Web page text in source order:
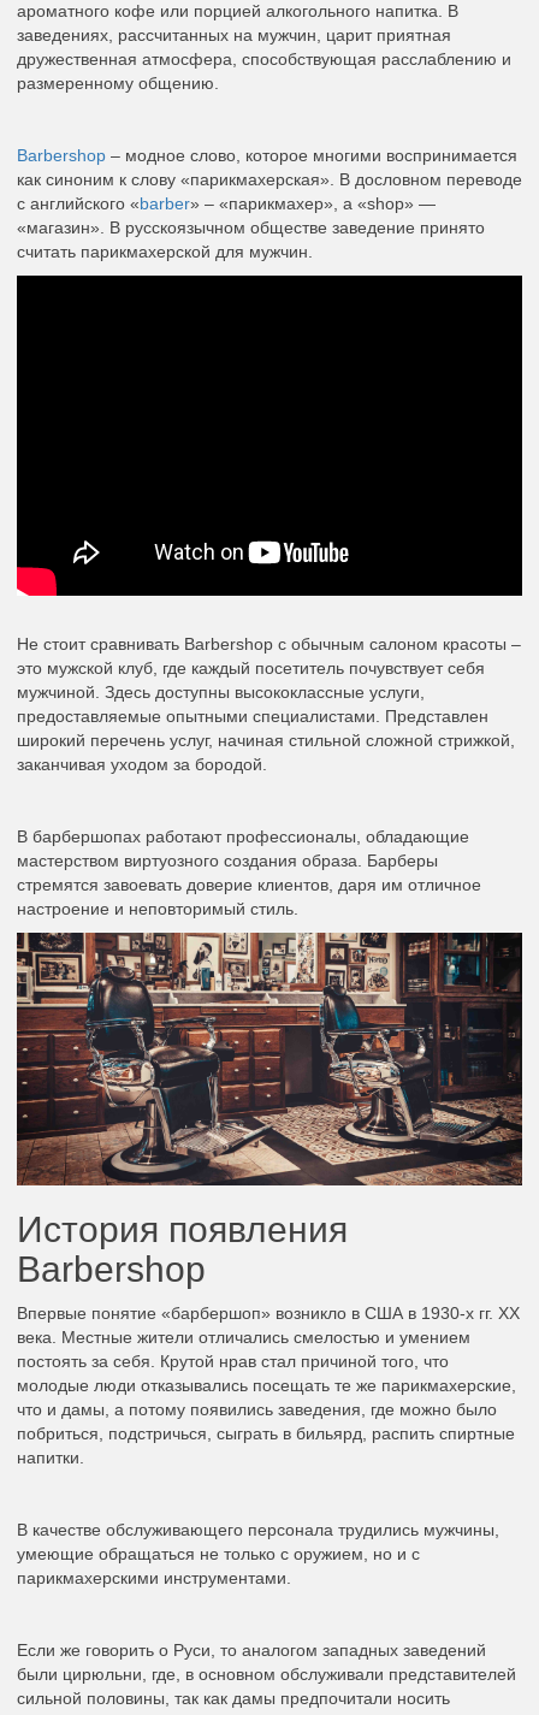
ароматного кофе или порцией алкогольного напитка. В
заведениях, рассчитанных на мужчин, царит приятная
дружественная атмосфера, способствующая расслаблению и
размеренному общению.
Barbershop – модное слово, которое многими воспринимается
как синоним к слову «парикмахерская». В дословном переводе
с английского «barber» – «парикмахер», а «shop» —
«магазин». В русскоязычном обществе заведение принято
считать парикмахерской для мужчин.
Не стоит сравнивать Barbershop с обычным салоном красоты –
это мужской клуб, где каждый посетитель почувствует себя
мужчиной. Здесь доступны высококлассные услуги,
предоставляемые опытными специалистами. Представлен
широкий перечень услуг, начиная стильной сложной стрижкой,
заканчивая уходом за бородой.
В барбершопах работают профессионалы, обладающие
мастерством виртуозного создания образа. Барберы
стремятся завоевать доверие клиентов, даря им отличное
настроение и неповторимый стиль.
История появления
Barbershop
Впервые понятие «барбершоп» возникло в США в 1930-х гг. XX
века. Местные жители отличались смелостью и умением
постоять за себя. Крутой нрав стал причиной того, что
молодые люди отказывались посещать те же парикмахерские,
что и дамы, а потому появились заведения, где можно было
побриться, подстричься, сыграть в бильярд, распить спиртные
напитки.
В качестве обслуживающего персонала трудились мужчины,
умеющие обращаться не только с оружием, но и с
парикмахерскими инструментами.
Если же говорить о Руси, то аналогом западных заведений
были цирюльни, где, в основном обслуживали представителей
сильной половины, так как дамы предпочитали носить